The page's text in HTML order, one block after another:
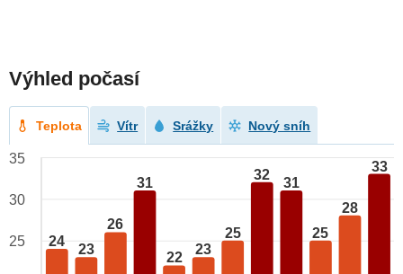
Výhled počasí
Teplota Vítr Srážky Nový sníh
24
23
26
31
22
23
25
32
31
25
28
33
35
30
25